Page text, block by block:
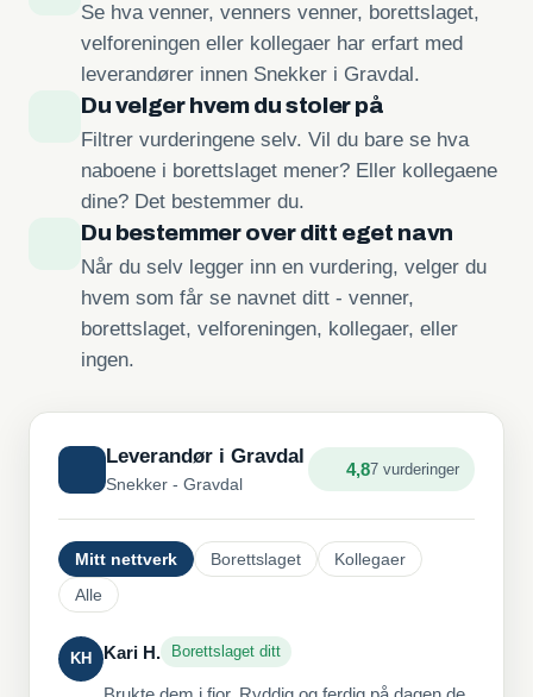
Se hva venner, venners venner, borettslaget,
velforeningen eller kollegaer har erfart med
leverandører innen Snekker i Gravdal.
Du velger hvem du stoler på
Filtrer vurderingene selv. Vil du bare se hva
naboene i borettslaget mener? Eller kollegaene
dine? Det bestemmer du.
Du bestemmer over ditt eget navn
Når du selv legger inn en vurdering, velger du
hvem som får se navnet ditt - venner,
borettslaget, velforeningen, kollegaer, eller
ingen.
Leverandør i Gravdal
Snekker - Gravdal
4,87 vurderinger
Mitt nettverk Borettslaget
Kollegaer
Alle
KH Kari H. Borettslaget ditt